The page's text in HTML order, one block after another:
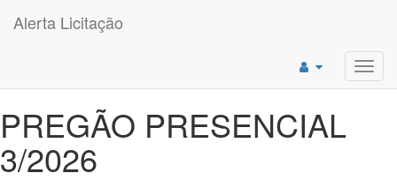
Alerta Licitação
PREGÃO PRESENCIAL
3/2026